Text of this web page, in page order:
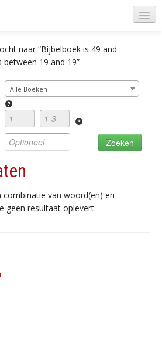
naar “Bijbelboek is 49 and
between 19 and 19”
Alle Boeken
:
van woord(en) en
geen resultaat oplevert.